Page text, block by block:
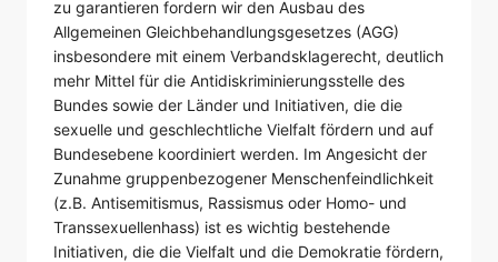
zu garantieren fordern wir den Ausbau des
Allgemeinen Gleichbehandlungsgesetzes (AGG)
insbesondere mit einem Verbandsklagerecht, deutlich
mehr Mittel für die Antidiskriminierungsstelle des
Bundes sowie der Länder und Initiativen, die die
sexuelle und geschlechtliche Vielfalt fördern und auf
Bundesebene koordiniert werden. Im Angesicht der
Zunahme gruppenbezogener Menschenfeindlichkeit
(z.B. Antisemitismus, Rassismus oder Homo- und
Transsexuellenhass) ist es wichtig bestehende
Initiativen, die die Vielfalt und die Demokratie fördern,